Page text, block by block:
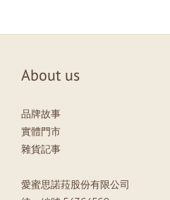
About us
品牌故事
實體門市
雜貨記事
愛蜜思諾菈股份有限公司